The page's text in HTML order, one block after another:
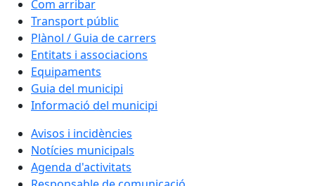
Com arribar
Transport públic
Plànol / Guia de carrers
Entitats i associacions
Equipaments
Guia del municipi
Informació del municipi
Avisos i incidències
Notícies municipals
Agenda d'activitats